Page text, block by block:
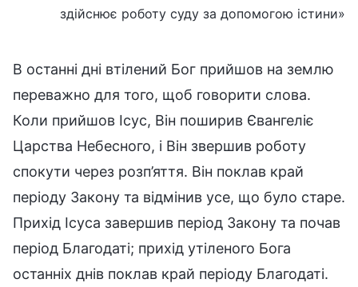
здійснює роботу суду за допомогою істини»
В останні дні втілений Бог прийшов на землю
переважно для того, щоб говорити слова.
Коли прийшов Ісус, Він поширив Євангеліє
Царства Небесного, і Він звершив роботу
спокути через розп’яття. Він поклав край
періоду Закону та відмінив усе, що було старе.
Прихід Ісуса завершив період Закону та почав
період Благодаті; прихід утіленого Бога
останніх днів поклав край періоду Благодаті.